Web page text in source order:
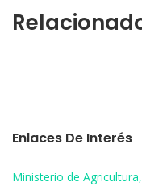
Enlaces De Interés
Ministerio de